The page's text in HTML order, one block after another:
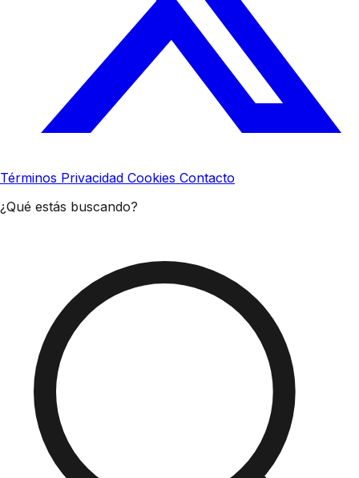
Términos Privacidad Cookies Contacto
¿Qué estás buscando?